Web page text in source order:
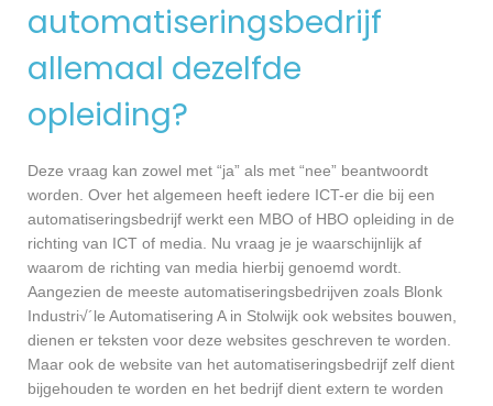
automatiseringsbedrijf
allemaal dezelfde
opleiding?
Deze vraag kan zowel met “ja” als met “nee” beantwoordt
worden. Over het algemeen heeft iedere ICT-er die bij een
automatiseringsbedrijf werkt een MBO of HBO opleiding in de
richting van ICT of media. Nu vraag je je waarschijnlijk af
waarom de richting van media hierbij genoemd wordt.
Aangezien de meeste automatiseringsbedrijven zoals Blonk
Industri√´le Automatisering A in Stolwijk ook websites bouwen,
dienen er teksten voor deze websites geschreven te worden.
Maar ook de website van het automatiseringsbedrijf zelf dient
bijgehouden te worden en het bedrijf dient extern te worden